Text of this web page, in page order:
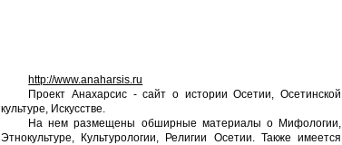
http://www.anaharsis.ru
Проект Анахарсис - сайт о истории Осетии, Осетинской
культуре, Искусстве.
На нем размещены обширные материалы о Мифологии,
Этнокультуре, Культурологии, Религии Осетии. Также имеется